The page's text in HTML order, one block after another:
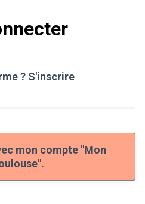
? S'inscrire
mon compte "Mon